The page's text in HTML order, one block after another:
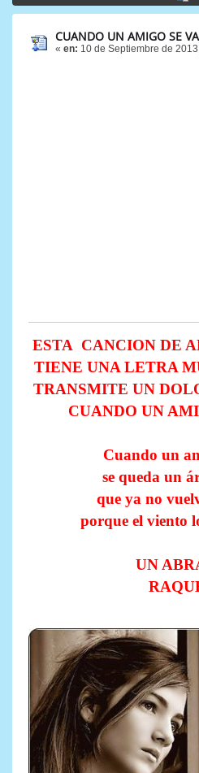
CUANDO UN AMIGO SE
« en: 10 de Septiembre de
ESTA CANCION DE
TIENE UNA LETRA
TRANSMITE UN
CUANDO UN
Cuando un
se queda un
que ya no
porque el viento
UN